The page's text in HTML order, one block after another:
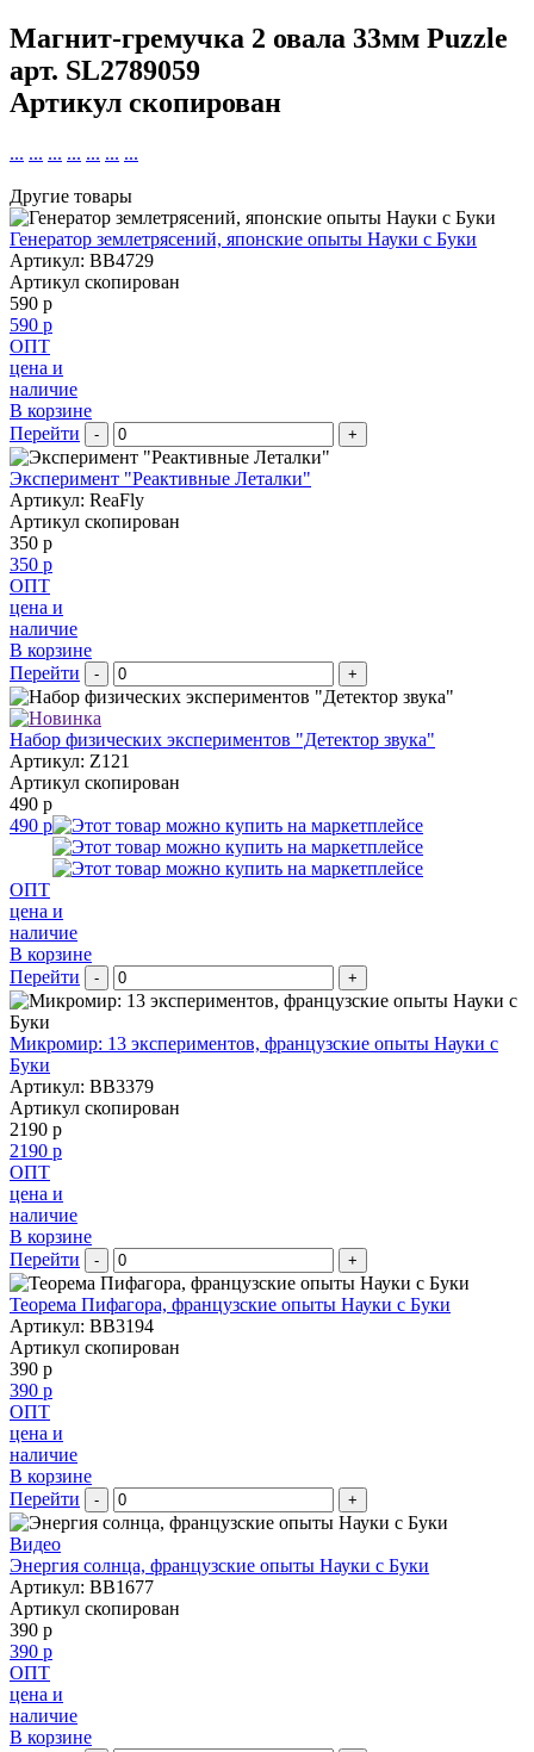
Магнит-гремучка 2 овала 33мм Puzzle
арт. SL2789059
Артикул скопирован
... ... ... ... ... ... ...
Другие товары
Генератор землетрясений, японские опыты Науки с Буки
Артикул: BB4729
Артикул скопирован
590 р
590 р
ОПТ
цена и
наличие
В корзине
Перейти
- +
Эксперимент "Реактивные Леталки"
Артикул: ReaFly
Артикул скопирован
350 р
350 р
ОПТ
цена и
наличие
В корзине
Перейти
- +
Набор физических экспериментов "Детектор звука"
Артикул: Z121
Артикул скопирован
490 р
490 р
ОПТ
цена и
наличие
В корзине
Перейти
- +
Микромир: 13 экспериментов, французские опыты Науки с
Буки
Артикул: BB3379
Артикул скопирован
2190 р
2190 р
ОПТ
цена и
наличие
В корзине
Перейти
- +
Теорема Пифагора, французские опыты Науки с Буки
Артикул: BB3194
Артикул скопирован
390 р
390 р
ОПТ
цена и
наличие
В корзине
Перейти
- +
Видео
Энергия солнца, французские опыты Науки с Буки
Артикул: BB1677
Артикул скопирован
390 р
390 р
ОПТ
цена и
наличие
В корзине